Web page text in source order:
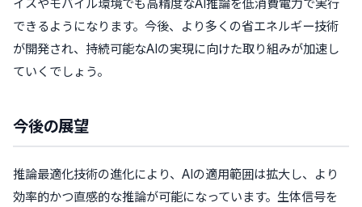
イスやモバイル環境でも高精度なAI推論を低消費電力で実行
できるようになります。今後、より多くの省エネルギー技術
が開発され、持続可能なAIの実現に向けた取り組みが加速し
ていくでしょう。
今後の展望
推論最適化技術の進化により、AIの適用範囲は拡大し、より
効率的かつ直感的な推論が可能になっています。生体信号を